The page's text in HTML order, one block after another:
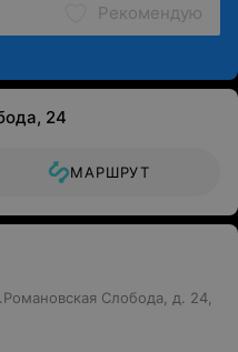
Рекомендую
24
МАРШРУТ
Слобода, д. 24,